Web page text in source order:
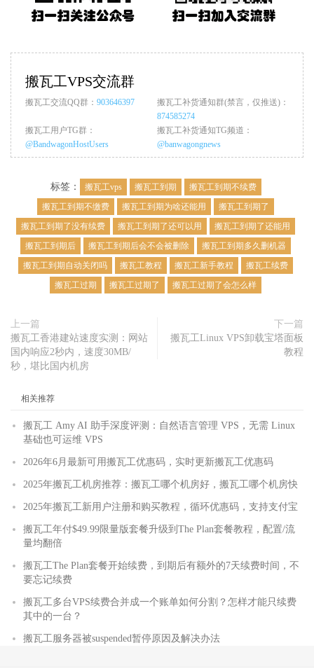
搬瓦工VPS交流群
搬瓦工交流QQ群： 903646397
搬瓦工补货通知群(禁言，仅推送)：
874585274
搬瓦工用户TG群：
@BandwagonHostUsers
搬瓦工补货通知TG频道：
@banwagongnews
标签： 搬瓦工vps 搬瓦工到期
搬瓦工到期不续费
搬瓦工到期不缴费
搬瓦工到期为啥还能用
搬瓦工到期了
搬瓦工到期了没有续费
搬瓦工到期了还可以用
搬瓦工到期了还能用
搬瓦工到期后
搬瓦工到期后会不会被删除
搬瓦工到期多久删机器
搬瓦工到期自动关闭吗
搬瓦工教程 搬瓦工新手教程
搬瓦工续费
搬瓦工过期
搬瓦工过期了 搬瓦工过期了会怎么样
上一篇
搬瓦工香港建站速度实测：网站
国内响应2秒内，速度30MB/
秒，堪比国内机房
下一篇
搬瓦工Linux VPS卸载宝塔面板
教程
相关推荐
搬瓦工 Amy AI 助手深度评测：自然语言管理 VPS，无需 Linux
基础也可运维 VPS
2026年6月最新可用搬瓦工优惠码，实时更新搬瓦工优惠码
2025年搬瓦工机房推荐：搬瓦工哪个机房好，搬瓦工哪个机房快
2025年搬瓦工新用户注册和购买教程，循环优惠码，支持支付宝
搬瓦工年付$49.99限量版套餐升级到The Plan套餐教程，配置/流
量均翻倍
搬瓦工The Plan套餐开始续费，到期后有额外的7天续费时间，不
要忘记续费
搬瓦工多台VPS续费合并成一个账单如何分割？怎样才能只续费
其中的一台？
搬瓦工服务器被suspended暂停原因及解决办法